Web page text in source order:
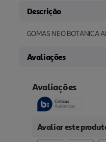
Descrição
GOMAS NEO BOTANICA
Avaliações